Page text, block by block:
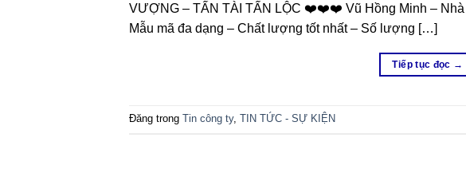
VƯỢNG – TẤN TÀI TẤN LỘC ❤️❤️❤️ Vũ Hồng Minh – Nhà
Mẫu mã đa dạng – Chất lượng tốt nhất – Số lượng […]
Tiếp tục đọc →
Đăng trong Tin công ty, TIN TỨC - SỰ KIỆN